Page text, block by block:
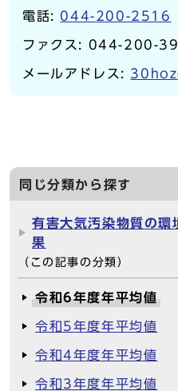
電話: 044-200-2516
ファクス: 044-200-
メールアドレス:
同じ分類から探す
有害大気汚染物質の環
果
（この記事の分類）
令和6年度年平均値
令和5年度年平均値
令和4年度年平均値
令和3年度年平均値